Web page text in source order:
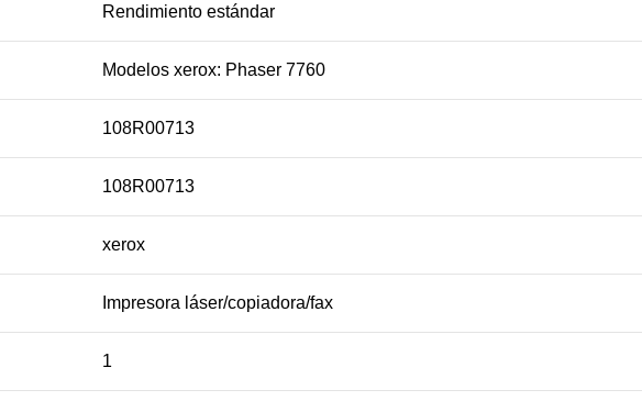
Rendimiento estándar
Modelos xerox: Phaser 7760
108R00713
108R00713
xerox
Impresora láser/copiadora/fax
1